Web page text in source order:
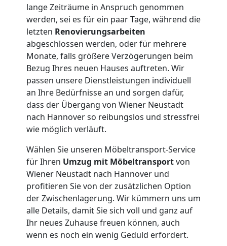
lange Zeiträume in Anspruch genommen
werden, sei es für ein paar Tage, während die
letzten Renovierungsarbeiten
abgeschlossen werden, oder für mehrere
Monate, falls größere Verzögerungen beim
Bezug Ihres neuen Hauses auftreten. Wir
passen unsere Dienstleistungen individuell
an Ihre Bedürfnisse an und sorgen dafür,
dass der Übergang von Wiener Neustadt
nach Hannover so reibungslos und stressfrei
wie möglich verläuft.
Wählen Sie unseren Möbeltransport-Service
für Ihren Umzug mit Möbeltransportvon
Wiener Neustadt nach Hannover und
profitieren Sie von der zusätzlichen Option
der Zwischenlagerung. Wir kümmern uns um
alle Details, damit Sie sich voll und ganz auf
Ihr neues Zuhause freuen können, auch
wenn es noch ein wenig Geduld erfordert.
Neustadt
Vereinsumzug
Wiener
Neustadt
Anfrage
Möbeltransport
National
Möbeltransport